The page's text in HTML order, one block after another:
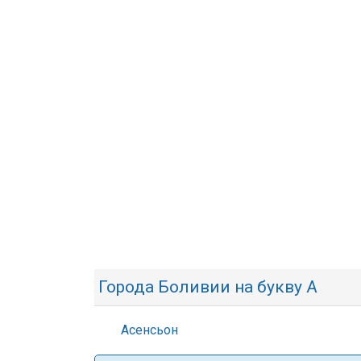
Города Боливии на букву А
Асенсьон